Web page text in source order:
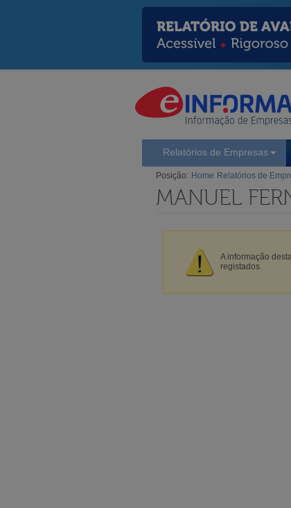
Relatórios de Empresas
Posição: Home Relatórios de
MANUEL
A informação
registados.